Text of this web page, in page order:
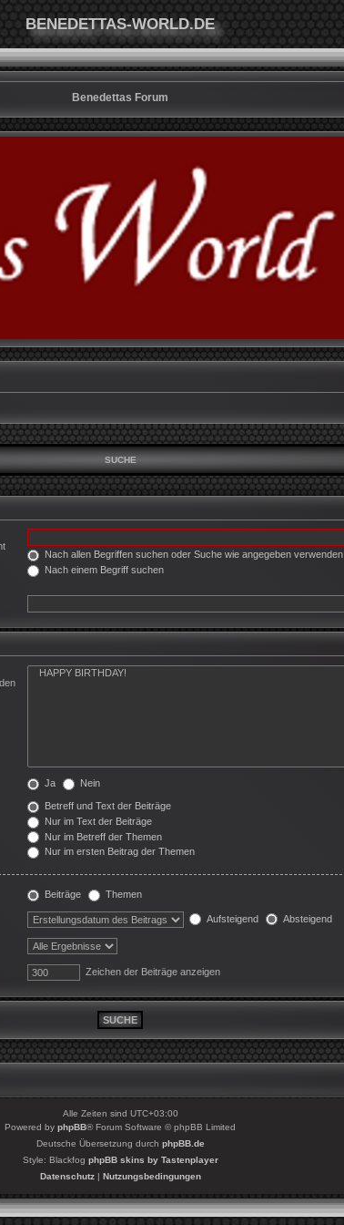
BENEDETTAS-WORLD.DE
Benedettas Forum
SUCHE
Nach allen Begriffen suchen oder Suche wie angegeben verwenden
Nach einem Begriff suchen
Ja Nein
Betreff und Text der Beiträge
Nur im Text der Beiträge
Nur im Betreff der Themen
Nur im ersten Beitrag der Themen
Beiträge Themen
Aufsteigend Absteigend
Zeichen der Beiträge anzeigen
Alle Zeiten sind UTC+03:00
Powered by phpBB® Forum Software © phpBB Limited
Deutsche Übersetzung durch phpBB.de
Style: Blackfog phpBB skins by Tastenplayer
Datenschutz| Nutzungsbedingungen